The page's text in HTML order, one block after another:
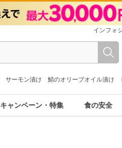
インフォ
サーモン漬け 鯖のオリーブオイル漬け
キャンペーン・特集 食の安全